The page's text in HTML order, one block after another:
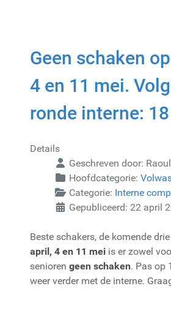
Geen schaken
4 en 11 mei.
ronde interne:
Details
Geschreven door:
Hoofdcategorie:
Categorie: Interne
Gepubliceerd: 22 april
Beste schakers, de komende
april, 4 en 11 mei is er zowel
senioren geen schaken. Pas op
weer verder met de interne.